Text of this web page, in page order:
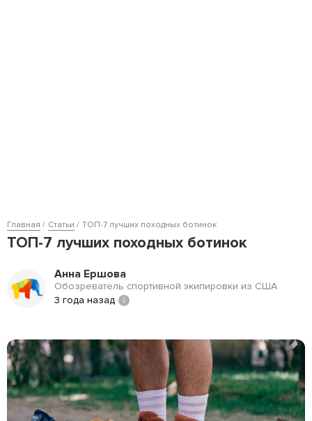
Главная Статьи ТОП-7 лучших походных ботинок
ТОП-7 лучших походных ботинок
Анна Ершова
Обозреватель спортивной экипировки из США
3 года назад